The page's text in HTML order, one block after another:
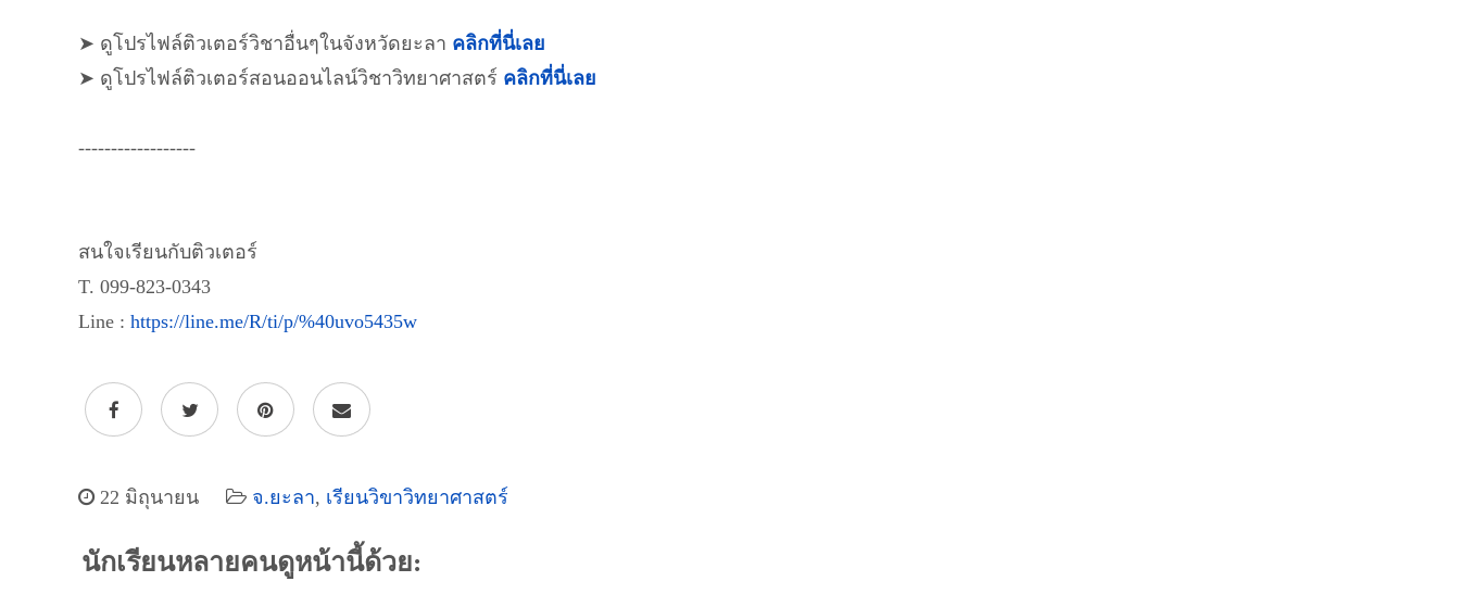
➤ ดูโปรไฟล์ติวเตอร์วิชาอื่นๆในจังหวัดยะลา คลิกที่นี่เลย
➤ ดูโปรไฟล์ติวเตอร์สอนออนไลน์วิชาวิทยาศาสตร์ คลิกที่นี่เลย
------------------
สนใจเรียนกับติวเตอร์
T. 099-823-0343
Line : https://line.me/R/ti/p/%40uvo5435w
22 มิถุนายน จ.ยะลา, เรียนวิขาวิทยาศาสตร์
นักเรียนหลายคนดูหน้านี้ด้วย: